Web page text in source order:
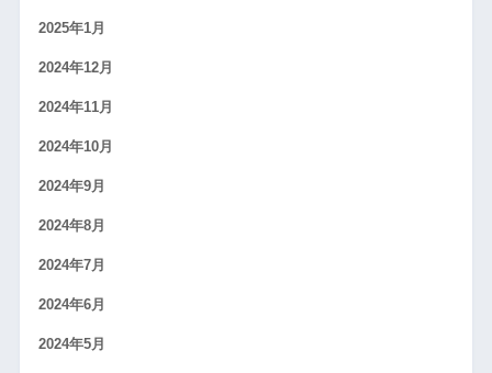
2025年1月
2024年12月
2024年11月
2024年10月
2024年9月
2024年8月
2024年7月
2024年6月
2024年5月